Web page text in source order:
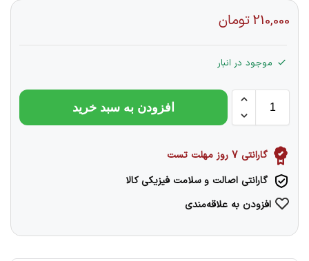
210,000تومان
موجود در انبار
افزودن به سبد خرید
گارانتی 7 روز مهلت تست
گارانتی اصالت و سلامت فیزیکی کالا
افزودن به علاقه‌مندی